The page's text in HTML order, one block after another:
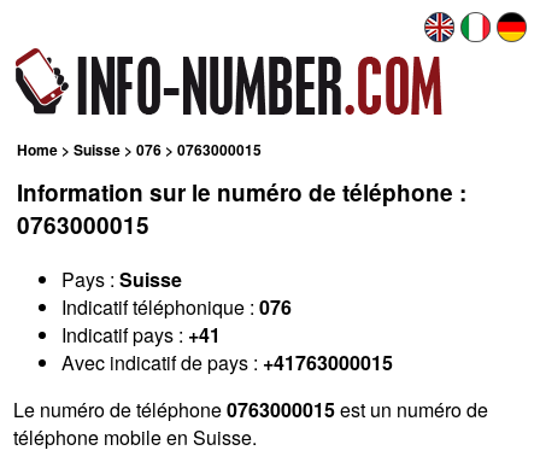
Home >Suisse >076 > 0763000015
Information sur le numéro de téléphone :
0763000015
Pays :Suisse
Indicatif téléphonique :076
Indicatif pays : +41
Avec indicatif de pays : +41763000015
Le numéro de téléphone0763000015est un numéro de
téléphone mobile en Suisse.